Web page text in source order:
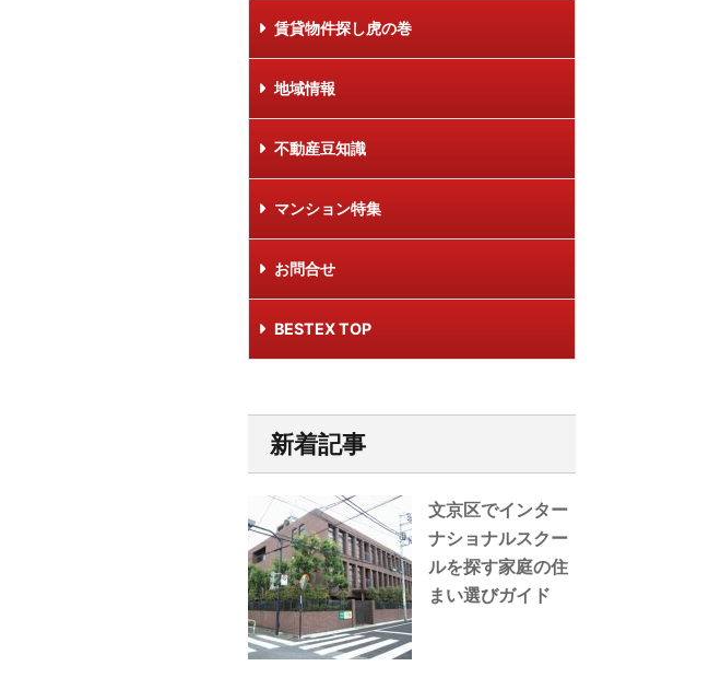
賃貸物件探し虎の巻
地域情報
不動産豆知識
マンション特集
お問合せ
BESTEX TOP
新着記事
文京区でインター
ナショナルスクー
ルを探す家庭の住
まい選びガイド